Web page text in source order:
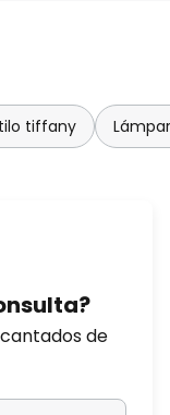
tiffany
de